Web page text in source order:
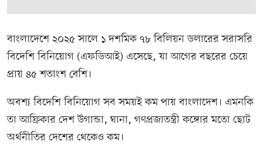
বাংলাদেশে ২০২৫ সালে ১ দশমিক ৭৮ বিলিয়ন ডলারের সরাসরি
বিদেশি বিনিয়োগ (এফডিআই) এসেছে, যা আগের বছরের চেয়ে
প্রায় ৪৫ শতাংশ বেশি।
অবশ্য বিদেশি বিনিয়োগ সব সময়ই কম পায় বাংলাদেশ। এমনকি
তা আফ্রিকার দেশ উগান্ডা, ঘানা, গণপ্রজাতন্ত্রী কঙ্গোর মতো ছোট
অর্থনীতির দেশের থেকেও কম।